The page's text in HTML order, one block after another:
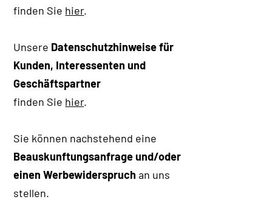
finden Sie hier.
Unsere Datenschutzhinweise für
Kunden, Interessenten und
Geschäftspartner
finden Sie hier.
Sie können nachstehend eine
Beauskunftungsanfrage und/oder
einen Werbewiderspruch an uns
stellen.